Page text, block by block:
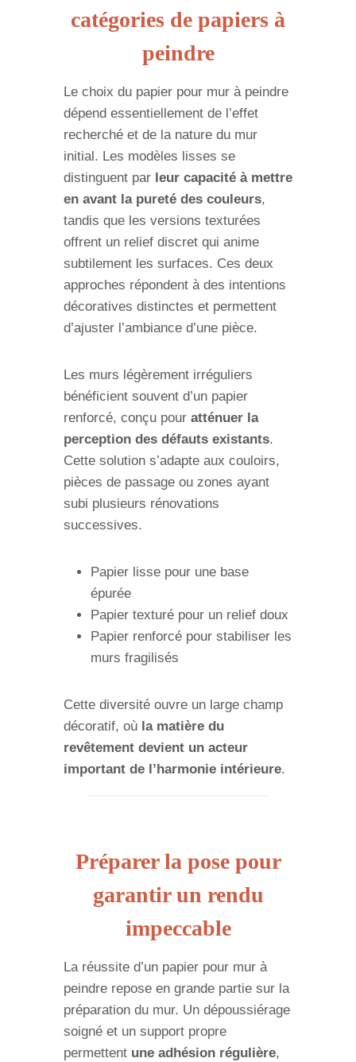
catégories de papiers à
peindre
Le choix du papier pour mur à peindre
dépend essentiellement de l’effet
recherché et de la nature du mur
initial. Les modèles lisses se
distinguent par leur capacité à mettre
en avant la pureté des couleurs,
tandis que les versions texturées
offrent un relief discret qui anime
subtilement les surfaces. Ces deux
approches répondent à des intentions
décoratives distinctes et permettent
d’ajuster l’ambiance d’une pièce.
Les murs légèrement irréguliers
bénéficient souvent d’un papier
renforcé, conçu pour atténuer la
perception des défauts existants.
Cette solution s’adapte aux couloirs,
pièces de passage ou zones ayant
subi plusieurs rénovations
successives.
Papier lisse pour une base
épurée
Papier texturé pour un relief doux
Papier renforcé pour stabiliser les
murs fragilisés
Cette diversité ouvre un large champ
décoratif, où la matière du
revêtement devient un acteur
important de l’harmonie intérieure.
Préparer la pose pour
garantir un rendu
impeccable
La réussite d’un papier pour mur à
peindre repose en grande partie sur la
préparation du mur. Un dépoussiérage
soigné et un support propre
permettent une adhésion régulière,